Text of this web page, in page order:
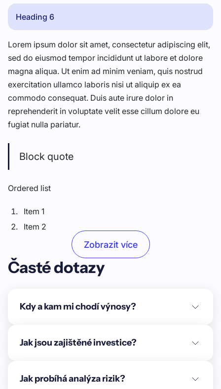
Heading 6
Lorem ipsum dolor sit amet, consectetur adipiscing elit,
sed do eiusmod tempor incididunt ut labore et dolore
magna aliqua. Ut enim ad minim veniam, quis nostrud
exercitation ullamco laboris nisi ut aliquip ex ea
commodo consequat. Duis aute irure dolor in
reprehenderit in voluptate velit esse cillum dolore eu
fugiat nulla pariatur.
Block quote
Ordered list
Item 1
Item 2
Unordered list
Item B
Text link
Emphasis
Zobrazit více
Časté dotazy
Kdy a kam mi chodí výnosy?
Jak jsou zajištěné investice?
Jak probíhá analýza rizik?